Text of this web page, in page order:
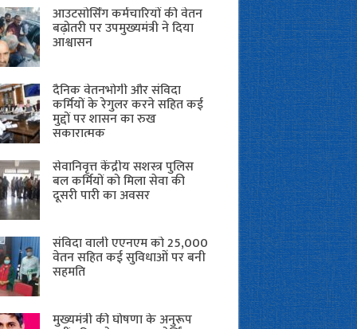
आउटसोर्सिंग कर्मचारियों की वेतन
बढ़ोतरी पर उपमुख्यमंत्री ने दिया
आश्वासन
दैनिक वेतनभोगी और संविदा
कर्मियों के रेगुलर करने सहित कई
मुद्दों पर शासन का रुख
सकारात्मक
सेवानिवृत्त केंद्रीय सशस्त्र पुलिस
बल ​कर्मियों को मिला सेवा की
दूसरी पारी का अवसर
संविदा वाली एएनएम को 25,000
वेतन सहित कई सुविधाओं पर बनी
सहमति
मुख्यमंत्री की घोषणा के अनुरूप